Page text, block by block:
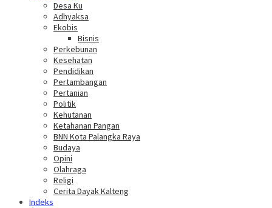
Desa Ku
Adhyaksa
Ekobis
Bisnis
Perkebunan
Kesehatan
Pendidikan
Pertambangan
Pertanian
Politik
Kehutanan
Ketahanan Pangan
BNN Kota Palangka Raya
Budaya
Opini
Olahraga
Religi
Cerita Dayak Kalteng
Indeks